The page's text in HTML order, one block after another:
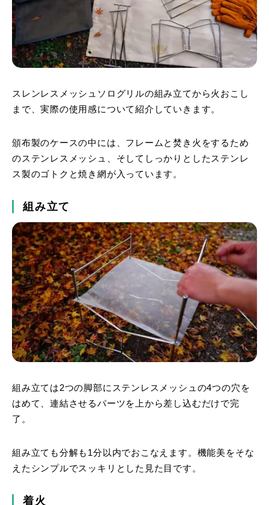
スレンレスメッシュソログリルの組み立てから火おこし
まで、実際の使用感について紹介していきます。
頒布製のケースの中には、フレームと焚き火をするため
のステンレスメッシュ、そしてしっかりとしたステンレ
ス製のゴトクと焼き網が入っています。
組み立て
組み立ては2つの脚部にステンレスメッシュの4つの穴を
はめて、連結させるパーツを上から差し込むだけで完
了。
組み立ても分解も1分以内でおこなえます。機能美をそな
えたシンプルでスッキリとした見た目です。
着火